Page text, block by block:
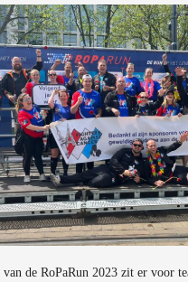
de RoPaRun 2023 zit er voor